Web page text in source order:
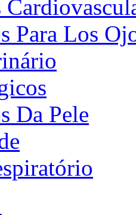
Para Los
Da Pele